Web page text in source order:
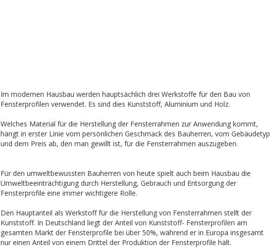
Im modernen Hausbau werden hauptsächlich drei Werkstoffe für den Bau von
Fensterprofilen verwendet. Es sind dies Kunststoff, Aluminium und Holz.
Welches Material für die Herstellung der Fensterrahmen zur Anwendung kommt,
hängt in erster Linie vom persönlichen Geschmack des Bauherren, vom Gebäudetyp
und dem Preis ab, den man gewillt ist, für die Fensterrahmen auszugeben.
Für den umweltbewussten Bauherren von heute spielt auch beim Hausbau die
Umweltbeeinträchtigung durch Herstellung, Gebrauch und Entsorgung der
Fensterprofile eine immer wichtigere Rolle.
Den Hauptanteil als Werkstoff für die Herstellung von Fensterrahmen stellt der
Kunststoff. In Deutschland liegt der Anteil von Kunststoff- Fensterprofilen am
gesamten Markt der Fensterprofile bei über 50%, während er in Europa insgesamt
nur einen Anteil von einem Drittel der Produktion der Fensterprofile hält.